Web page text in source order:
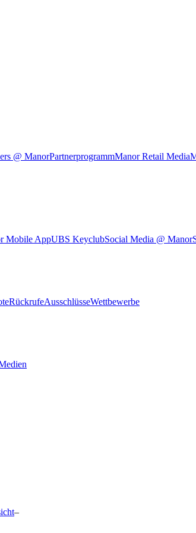
@ ManorPartnerprogrammManor Retail Media
Mobile AppUBS KeyclubSocial Media @ Manor
RückrufeAusschlüsseWettbewerbe
–